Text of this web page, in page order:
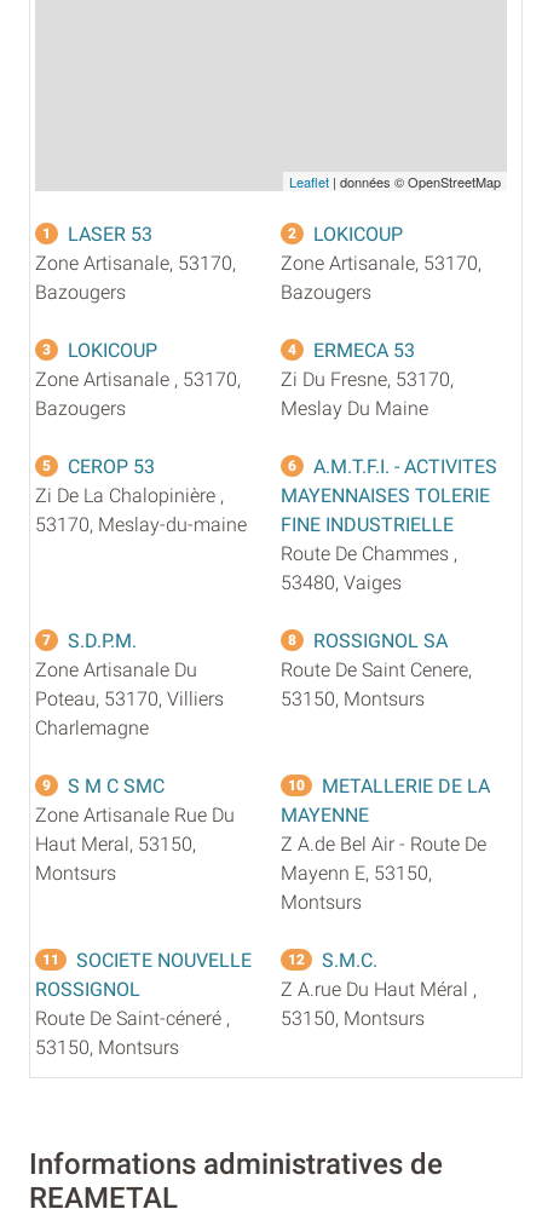
Leaflet | données © OpenStreetMap
1
LASER 53
Zone Artisanale, 53170,
Bazougers
2
LOKICOUP
Zone Artisanale, 53170,
Bazougers
3
LOKICOUP
Zone Artisanale , 53170,
Bazougers
4
ERMECA 53
Zi Du Fresne, 53170,
Meslay Du Maine
5
CEROP 53
Zi De La Chalopinière ,
53170, Meslay-du-maine
6
A.M.T.F.I. - ACTIVITES
MAYENNAISES TOLERIE
FINE INDUSTRIELLE
Route De Chammes ,
53480, Vaiges
7
S.D.P.M.
Zone Artisanale Du
Poteau, 53170, Villiers
Charlemagne
8
ROSSIGNOL SA
Route De Saint Cenere,
53150, Montsurs
9
S M C SMC
Zone Artisanale Rue Du
Haut Meral, 53150,
Montsurs
10
METALLERIE DE LA
MAYENNE
Z A.de Bel Air - Route De
Mayenn E, 53150,
Montsurs
11
SOCIETE NOUVELLE
ROSSIGNOL
Route De Saint-céneré ,
53150, Montsurs
12
S.M.C.
Z A.rue Du Haut Méral ,
53150, Montsurs
Informations administratives de
REAMETAL